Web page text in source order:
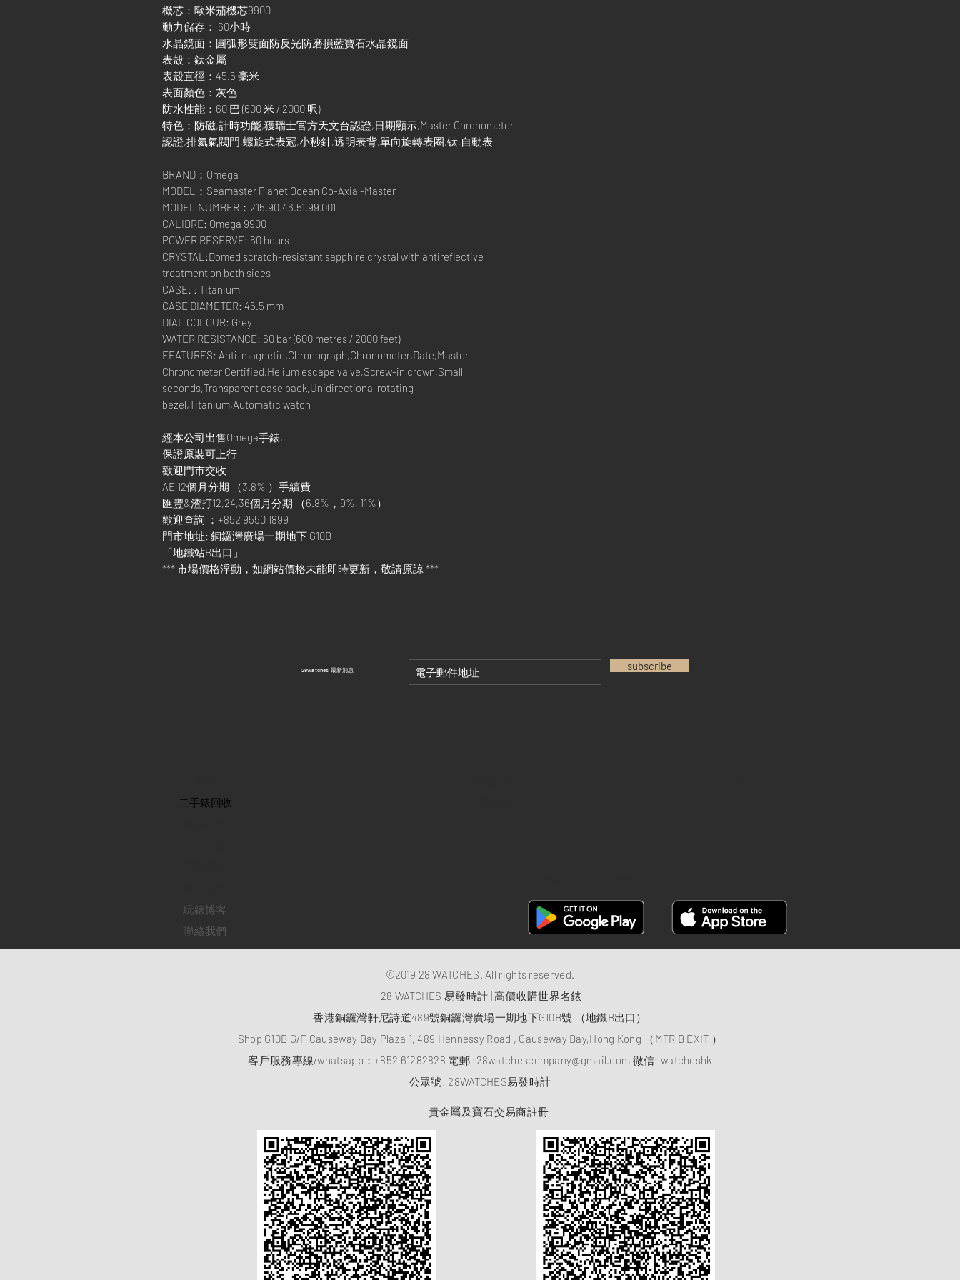
機芯：歐米茄機芯9900
動力儲存： 60小時
水晶鏡面：圓弧形雙面防反光防磨損藍寶石水晶鏡面
表殼：鈦金屬
表殼直徑：45.5 毫米
表面顏色：灰色
防水性能：60 巴 (600 米 / 2000 呎)
特色：防磁,計時功能,獲瑞士官方天文台認證,日期顯示,Master Chronometer
認證,排氦氣閥門,螺旋式表冠,小秒針,透明表背,單向旋轉表圈,钛,自動表
BRAND：Omega
MODEL：Seamaster Planet Ocean Co-Axial-Master
MODEL NUMBER：215.90.46.51.99.001
CALIBRE: Omega 9900
POWER RESERVE: 60 hours
CRYSTAL:Domed scratch-resistant sapphire crystal with antireflective
treatment on both sides
CASE: : Titanium
CASE DIAMETER: 45.5 mm
DIAL COLOUR: Grey
WATER RESISTANCE: 60 bar (600 metres / 2000 feet)
FEATURES: Anti-magnetic,Chronograph,Chronometer,Date,Master
Chronometer Certified,Helium escape valve,Screw-in crown,Small
seconds,Transparent case back,Unidirectional rotating
bezel,Titanium,Automatic watch
經本公司出售Omega手錶,
保證原裝可上行
歡迎門市交收
AE 12個月分期 （3.8% ）手續費
匯豐&渣打12,24,36個月分期 （6.8%，9%, 11%）
歡迎查詢 ：+852 9550 1899
門市地址: 銅鑼灣廣場一期地下 G10B
「地鐵站B出口」
*** 市場價格浮動，如網站價格未能即時更新，敬請原諒 ***
​28watches 最新消息 subscribe
​二手錶回收
玩錶博客
聯絡我們
©2019 28 WATCHES. All rights reserved.
28 WATCHES 易發時計 | 高價收購世界名錶
香港銅鑼灣軒尼詩道489號銅鑼灣廣場一期地下G10B號 （地鐵B出口）
Shop G10B G/F Causeway Bay Plaza 1, 489 Hennessy Road , Causeway Bay,Hong Kong （MTR B EXIT ）
客戶服務專線/whatsapp：+852 61282828 電郵 : 28watchescompany@gmail.com 微信: watcheshk
​公眾號: 28WATCHES易發時計
貴金屬及寶石交易商註冊